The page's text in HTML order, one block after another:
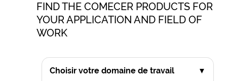
FIND THE COMECER PRODUCTS FOR
YOUR APPLICATION AND FIELD OF
WORK
Choisir votre domaine de travail ▼